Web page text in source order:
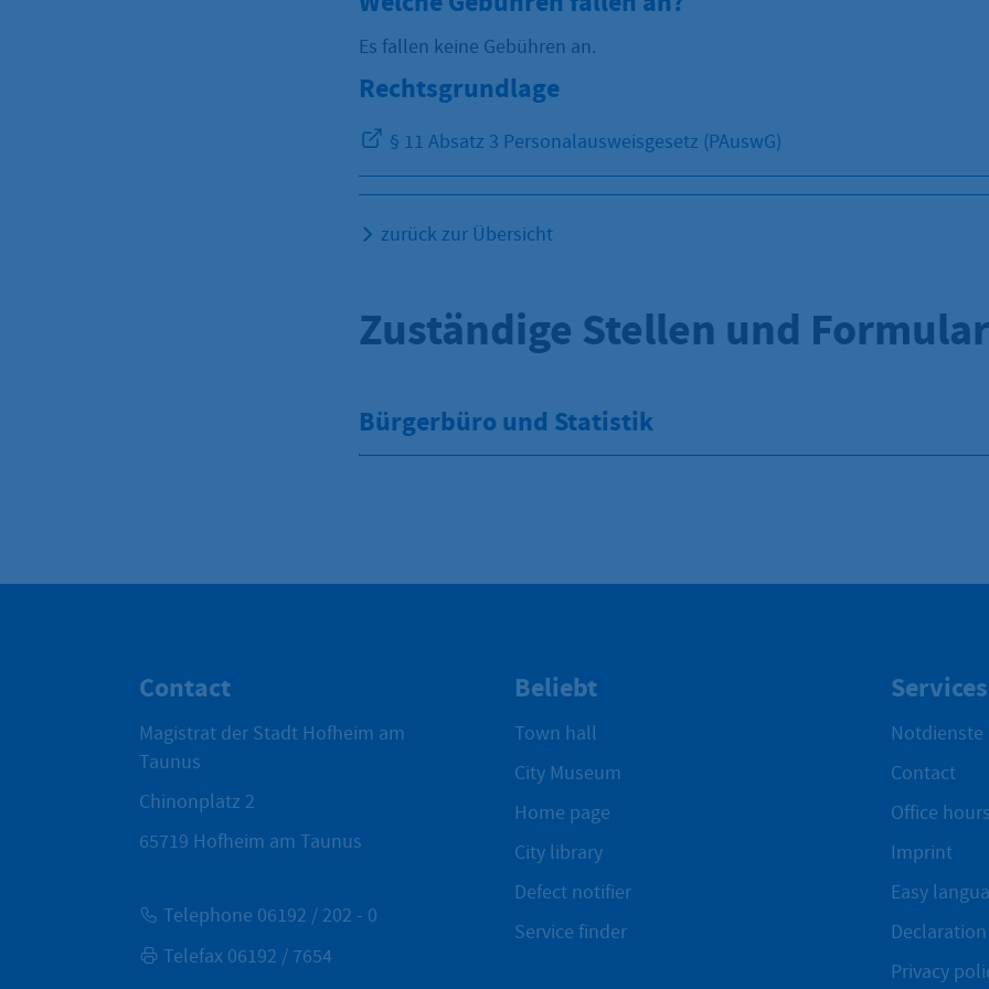
Es fallen keine Gebühren an.
Rechtsgrundlage
§ 11 Absatz 3 Personalausweisgesetz (PAuswG)
zurück zur Übersicht
Zuständige Stellen und
Bürgerbüro und Statistik
Contact
Magistrat der Stadt Hofheim am
Taunus
Chinonplatz 2
65719 Hofheim am Taunus
Telephone 06192 / 202 - 0
Telefax 06192 / 7654
Beliebt
Town hall
City Museum
Home page
City library
Defect notifier
Service finder
Services
Notdienste
Contact
Office
Imprint
Easy
Privacy